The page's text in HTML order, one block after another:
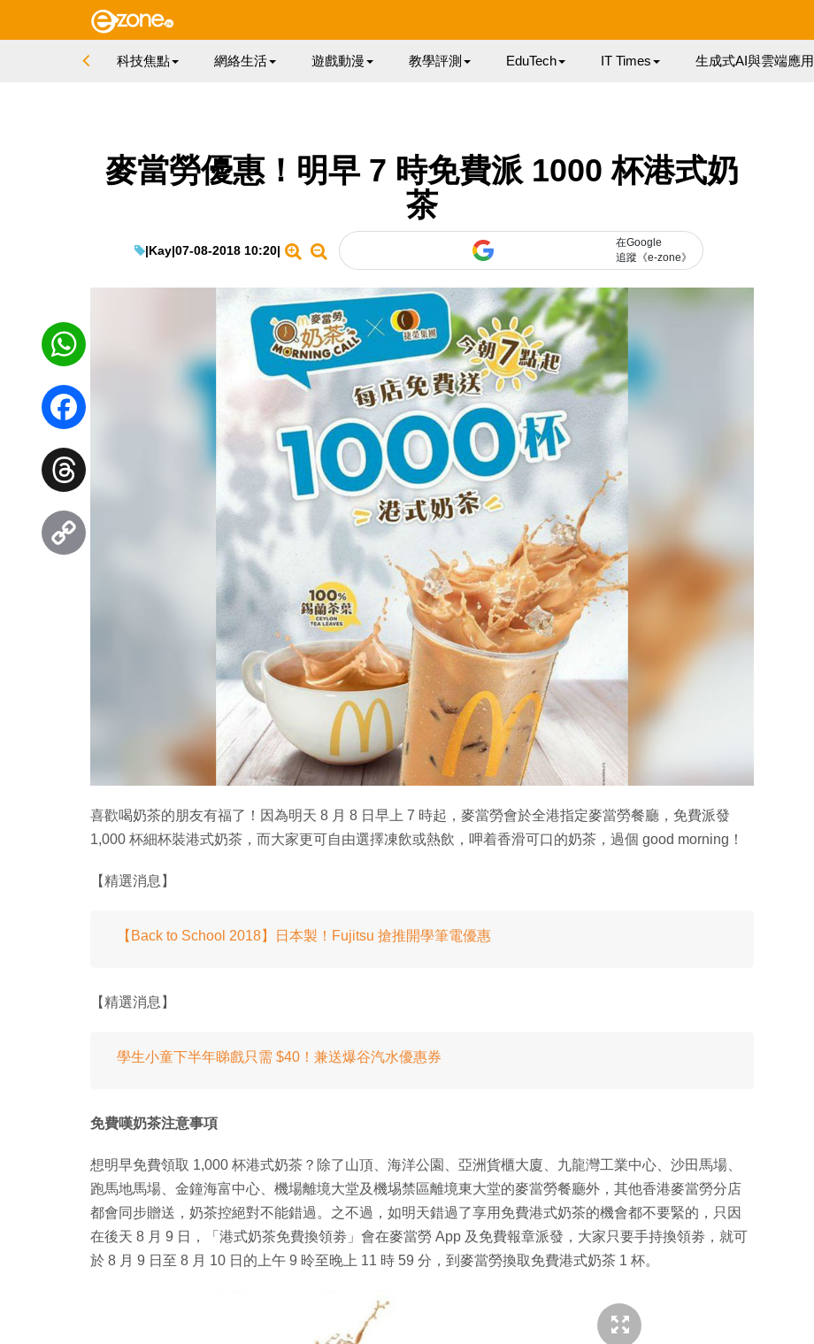
科技焦點 網絡生活 遊戲動漫 教學評測 EduTech IT Times 生成式AI與雲端應用
麥當勞優惠！明早 7 時免費派 1000 杯港式奶
茶
|Kay|07-08-2018 10:20|
在Google
追蹤《e-zone》
喜歡喝奶茶的朋友有福了！因為明天 8 月 8 日早上 7 時起，麥當勞會於全港指定麥當勞餐廳，免費派發
1,000 杯細杯裝港式奶茶，而大家更可自由選擇凍飲或熱飲，呷着香滑可口的奶茶，過個 good morning！
【精選消息】
【Back to School 2018】日本製！Fujitsu 搶推開學筆電優惠
【精選消息】
學生小童下半年睇戲只需 $40！兼送爆谷汽水優惠券
免費嘆奶茶注意事項
想明早免費領取 1,000 杯港式奶茶？除了山頂、海洋公園、亞洲貨櫃大廈、九龍灣工業中心、沙田馬場、
跑馬地馬場、金鐘海富中心、機場離境大堂及機埸禁區離境東大堂的麥當勞餐廳外，其他香港麥當勞分店
都會同步贈送，奶茶控絕對不能錯過。之不過，如明天錯過了享用免費港式奶茶的機會都不要緊的，只因
在後天 8 月 9 日，「港式奶茶免費換領劵」會在麥當勞 App 及免費報章派發，大家只要手持換領劵，就可
於 8 月 9 日至 8 月 10 日的上午 9 昤至晚上 11 時 59 分，到麥當勞換取免費港式奶茶 1 杯。
WhatsApp
Facebook
Threads